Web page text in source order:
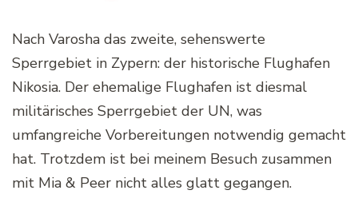
Nach Varosha das zweite, sehenswerte
Sperrgebiet in Zypern: der historische Flughafen
Nikosia. Der ehemalige Flughafen ist diesmal
militärisches Sperrgebiet der UN, was
umfangreiche Vorbereitungen notwendig gemacht
hat. Trotzdem ist bei meinem Besuch zusammen
mit Mia & Peer nicht alles glatt gegangen.